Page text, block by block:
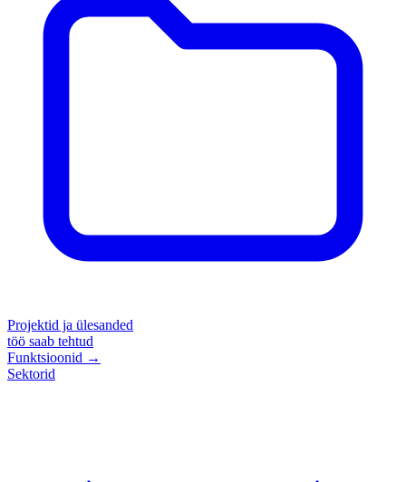
Projektid ja ülesanded
töö saab tehtud
Funktsioonid →
Sektorid